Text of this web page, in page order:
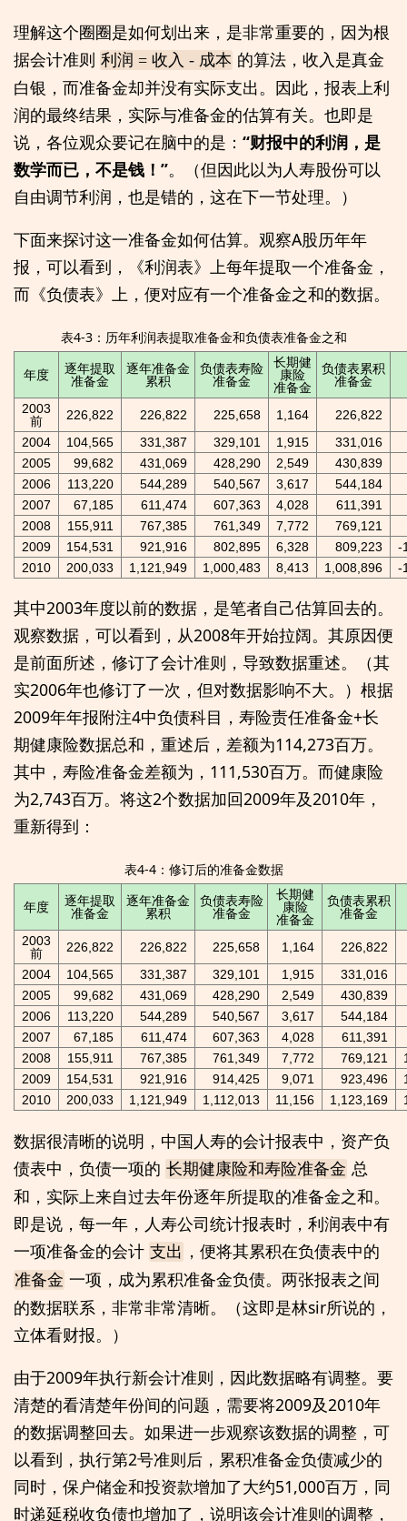
理解这个圈圈是如何划出来，是非常重要的，因为根
据会计准则 利润 = 收入 - 成本 的算法，收入是真金
白银，而准备金却并没有实际支出。因此，报表上利
润的最终结果，实际与准备金的估算有关。也即是
说，各位观众要记在脑中的是： “财报中的利润，是
数学而已，不是钱！”。（但因此以为人寿股份可以
自由调节利润，也是错的，这在下一节处理。）
下面来探讨这一准备金如何估算。观察A股历年年
报，可以看到，《利润表》上每年提取一个准备金，
而《负债表》上，便对应有一个准备金之和的数据。
表4-3：历年利润表提取准备金和负债表准备金之和
年度 逐年提取
准备金
逐年准备金
累积
负债表寿险
准备金
长期健
康险
准备金
负债表累积
准备金
2003
前
226,822 226,822 225,658 1,164
226,822
2004
104,565 331,387 329,101 1,915
331,016
2005
99,682 431,069 428,290 2,549
430,839
2006
113,220 544,289 540,567 3,617
544,184
2007
67,185 611,474 607,363 4,028
611,391
2008
155,911 767,385 761,349 7,772
769,121
2009
154,531 921,916 802,895 6,328 809,223
-
2010
200,033 1,121,949 1,000,483 8,413 1,008,896 -
其中2003年度以前的数据，是笔者自己估算回去的。
观察数据，可以看到，从2008年开始拉阔。其原因便
是前面所述，修订了会计准则，导致数据重述。（其
实2006年也修订了一次，但对数据影响不大。）根据
2009年年报附注4中负债科目，寿险责任准备金+长
期健康险数据总和，重述后，差额为114,273百万。
其中，寿险准备金差额为，111,530百万。而健康险
为2,743百万。将这2个数据加回2009年及2010年，
重新得到：
表4-4：修订后的准备金数据
年度 逐年提取
准备金
逐年准备金
累积
负债表寿险
准备金
长期健
康险
准备金
负债表累积
准备金
2003
前
226,822 226,822 225,658 1,164
226,822
2004
104,565 331,387 329,101 1,915
331,016
2005
99,682 431,069 428,290 2,549
430,839
2006
113,220 544,289 540,567 3,617
544,184
2007
67,185 611,474 607,363 4,028
611,391
2008
155,911 767,385 761,349 7,772 769,121
2009
154,531 921,916 914,425 9,071 923,496
2010
200,033 1,121,949 1,112,013 11,156 1,123,169
数据很清晰的说明，中国人寿的会计报表中，资产负
债表中，负债一项的 长期健康险和寿险准备金 总
和，实际上来自过去年份逐年所提取的准备金之和。
即是说，每一年，人寿公司统计报表时，利润表中有
一项准备金的会计 支出 ，便将其累积在负债表中的
准备金 一项，成为累积准备金负债。两张报表之间
的数据联系，非常非常清晰。（这即是林sir所说的，
立体看财报。）
由于2009年执行新会计准则，因此数据略有调整。要
清楚的看清楚年份间的问题，需要将2009及2010年
的数据调整回去。如果进一步观察该数据的调整，可
以看到，执行第2号准则后，累积准备金负债减少的
同时，保户储金和投资款增加了大约51,000百万，同
时递延税收负债也增加了，说明该会计准则的调整，